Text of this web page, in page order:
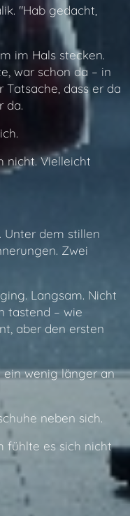
"Hab gedacht,
im Hals stecken.
war schon da – in
Tatsache, dass er da
da.
nicht. Vielleicht
Unter dem stillen
Zwei
Langsam. Nicht
tastend – wie
aber den ersten
ein wenig länger an
neben sich.
fühlte es sich nicht